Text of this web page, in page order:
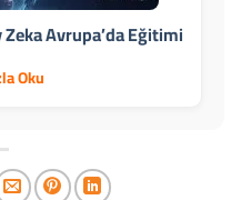
Avrupa’da Eğitimi
Oku